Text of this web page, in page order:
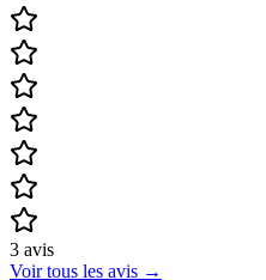
3 avis
Voir tous les avis →